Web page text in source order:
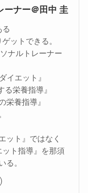
ーナー＠田中 圭
る
ットできる。
ナルトレーナー
イエット』
る栄養指導』
栄養指導』
ット』ではなく
ット指導』を那須
る。